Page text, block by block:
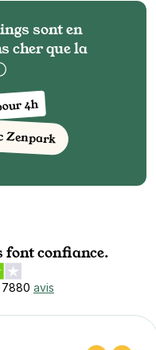
sont en
cher que la
4h
Zenpark
font confiance.
7880 avis